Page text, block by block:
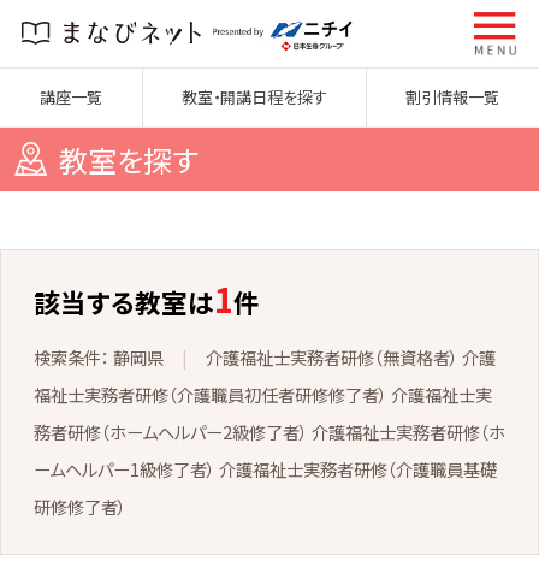
講座一覧 教室・開講日程を探す 割引情報一覧
教室を探す
該当する教室は1件
静岡県
介護福祉士実務者研修（無資格者） 介護
福祉士実務者研修（介護職員初任者研修修了者） 介護福祉士実
務者研修（ホームヘルパー2級修了者） 介護福祉士実務者研修（ホ
ームヘルパー1級修了者） 介護福祉士実務者研修（介護職員基礎
研修修了者）